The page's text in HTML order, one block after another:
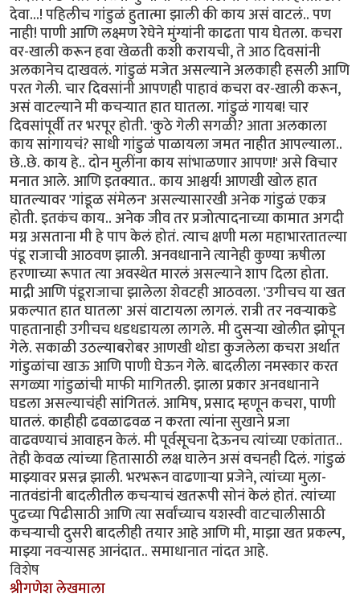
देवा...! पहिलीच गांडुळं हुतात्मा झाली की काय असं वाटलं.. पण
नाही! पाणी आणि लक्ष्मण रेघेने मुंग्यांनी काढता पाय घेतला. कचरा
वर-खाली करून हवा खेळती कशी करायची, ते आठ दिवसांनी
अलकानेच दाखवलं. गांडुळं मजेत असल्याने अलकाही हसली आणि
परत गेली. चार दिवसांनी आपणही पाहावं कचरा वर-खाली करून,
असं वाटल्याने मी कचऱ्यात हात घातला. गांडुळं गायब! चार
दिवसांपूर्वी तर भरपूर होती. 'कुठे गेली सगळी? आता अलकाला
काय सांगायचं? साधी गांडुळं पाळायला जमत नाहीत आपल्याला..
छे..छे. काय हे.. दोन मुलींना काय सांभाळणार आपण!' असे विचार
मनात आले. आणि इतक्यात.. काय आश्चर्य! आणखी खोल हात
घातल्यावर 'गांडूळ संमेलन' असल्यासारखी अनेक गांडुळं एकत्र
होती. इतकंच काय.. अनेक जीव तर प्रजोत्पादनाच्या कामात अगदी
मग्न असताना मी हे पाप केलं होतं. त्याच क्षणी मला महाभारतातल्या
पंडू राजाची आठवण झाली. अनवधानाने त्यानेही कुण्या ऋषीला
हरणाच्या रूपात त्या अवस्थेत मारलं असल्याने शाप दिला होता.
माद्री आणि पंडूराजाचा झालेला शेवटही आठवला. 'उगीचच या खत
प्रकल्पात हात घातला' असं वाटायला लागलं. रात्री तर नवऱ्याकडे
पाहतानाही उगीचच धडधडायला लागले. मी दुसऱ्या खोलीत झोपून
गेले. सकाळी उठल्याबरोबर आणखी थोडा कुजलेला कचरा अर्थात
गांडुळांचा खाऊ आणि पाणी घेऊन गेले. बादलीला नमस्कार करत
सगळ्या गांडुळांची माफी मागितली. झाला प्रकार अनवधानाने
घडला असल्याचंही सांगितलं. आमिष, प्रसाद म्हणून कचरा, पाणी
घातलं. काहीही ढवळाढवळ न करता त्यांना सुखाने प्रजा
वाढवण्याचं आवाहन केलं. मी पूर्वसूचना देऊनच त्यांच्या एकांतात..
तेही केवळ त्यांच्या हितासाठी लक्ष घालेन असं वचनही दिलं. गांडुळं
माझ्यावर प्रसन्न झाली. भरभरून वाढणाऱ्या प्रजेने, त्यांच्या मुला-
नातवंडांनी बादलीतील कचऱ्याचं खतरूपी सोनं केलं होतं. त्यांच्या
पुढच्या पिढीसाठी आणि त्या सर्वांच्याच यशस्वी वाटचालीसाठी
कचऱ्याची दुसरी बादलीही तयार आहे आणि मी, माझा खत प्रकल्प,
माझ्या नवऱ्यासह आनंदात.. समाधानात नांदत आहे.
विशेष
श्रीगणेश लेखमाला